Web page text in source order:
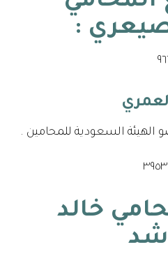
:
السعودية للمحامين .
خالد